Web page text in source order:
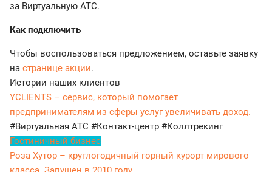
за Виртуальную АТС.
Как подключить
Чтобы воспользоваться предложением, оставьте заявку
на странице акции.
Истории наших клиентов
YCLIENTS – сервис, который помогает
предпринимателям из сферы услуг увеличивать доход.
#Виртуальная АТС #Контакт-центр #Коллтрекинг
Гостиничный бизнес
Роза Хутор – круглогодичный горный курорт мирового